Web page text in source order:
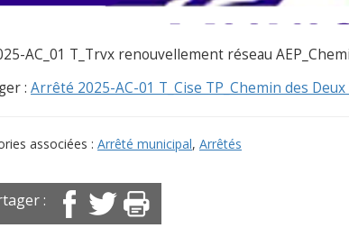
AC_01 T_Trvx renouvellement réseau
: Arrêté 2025-AC-01 T_Cise TP_Chemin des Deux
associées : Arrêté municipal, Arrêtés
: